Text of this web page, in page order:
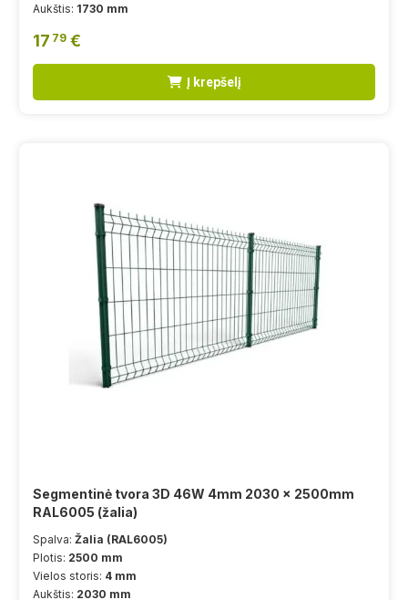
Aukštis: 1730 mm
17 79 €
Į krepšelį
Segmentinė tvora 3D 46W 4mm 2030 x 2500mm
RAL6005 (žalia)
Spalva: Žalia (RAL6005)
Plotis: 2500 mm
Vielos storis: 4 mm
Aukštis: 2030 mm